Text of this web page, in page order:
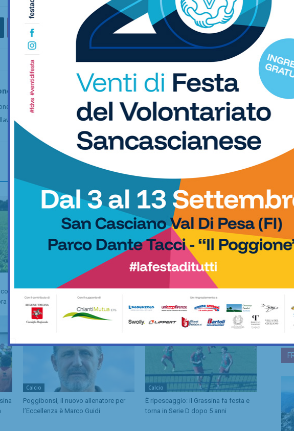
Pinterest WhatsApp
di SportChianti dà spazio, ogni giorno, a tutti gli sport nei comuni chiantigiani:
basket, pallamano, baseball, karate, danza, ginnastica, ciclismo...
Il Grassina vola in Serie D. E arrivano
subito i complimenti dell’Antella: “Un
prestigioso traguardo”
Calcio
Poggibonsi al lavoro, tra conferme,
ritorni e volti nuovi
Calcio
Poggibonsi, il nuovo allenatore per
l’Eccellenza è Marco Guidi
Calcio
È ripescaggio: il Grassina fa festa e
torna in Serie D dopo 5 anni
di